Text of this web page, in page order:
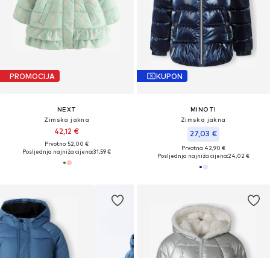
PROMOCIJA
NEXT
Zimska jakna
42,12 €
Prvotno: 52,00 €
Posljednja najniža cijena:31,59 €
KUPON
MINOTI
Zimska jakna
27,03 €
Prvotno: 42,90 €
Posljednja najniža cijena:24,02 €